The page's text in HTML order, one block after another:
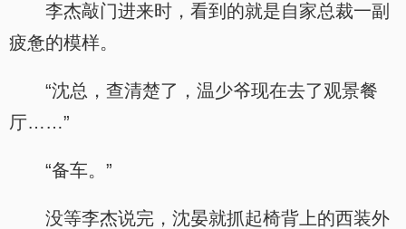
李杰敲门进来时，看到的就是自家总裁一副
疲惫的模样。
“沈总，查清楚了，温少爷现在去了观景餐
厅……”
“备车。”
没等李杰说完，沈晏就抓起椅背上的西装外